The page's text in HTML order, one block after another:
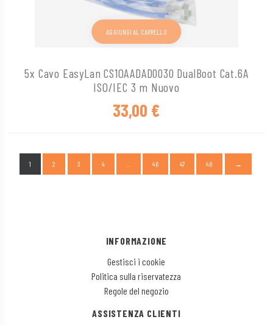
5x Cavo EasyLan CS1OAADAD0030 DualBoot Cat.6A
ISO/IEC 3 m Nuovo
33,00 €
AGGIUNGI AL CARRELLO
1 2 3 4 46 47 48 →
INFORMAZIONE
Gestisci i cookie
Politica sulla riservatezza
Regole del negozio
ASSISTENZA CLIENTI